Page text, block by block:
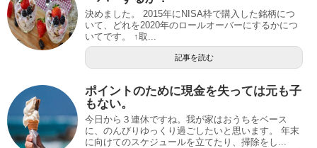
決めました。 2015年にNISA枠で購入した銘柄につ
いて、どれを2020年のロールオーバーにするかにつ
いてです。 ↑取...
記事を読む
ポイントのために現金を失っては元も子
もない。
今日から３連休ですね。我が家はおうちをベース
に、のんびりゆっくり過ごしたいと思います。 年末
に向けてのスケジュールを立てたり、掃除をし...